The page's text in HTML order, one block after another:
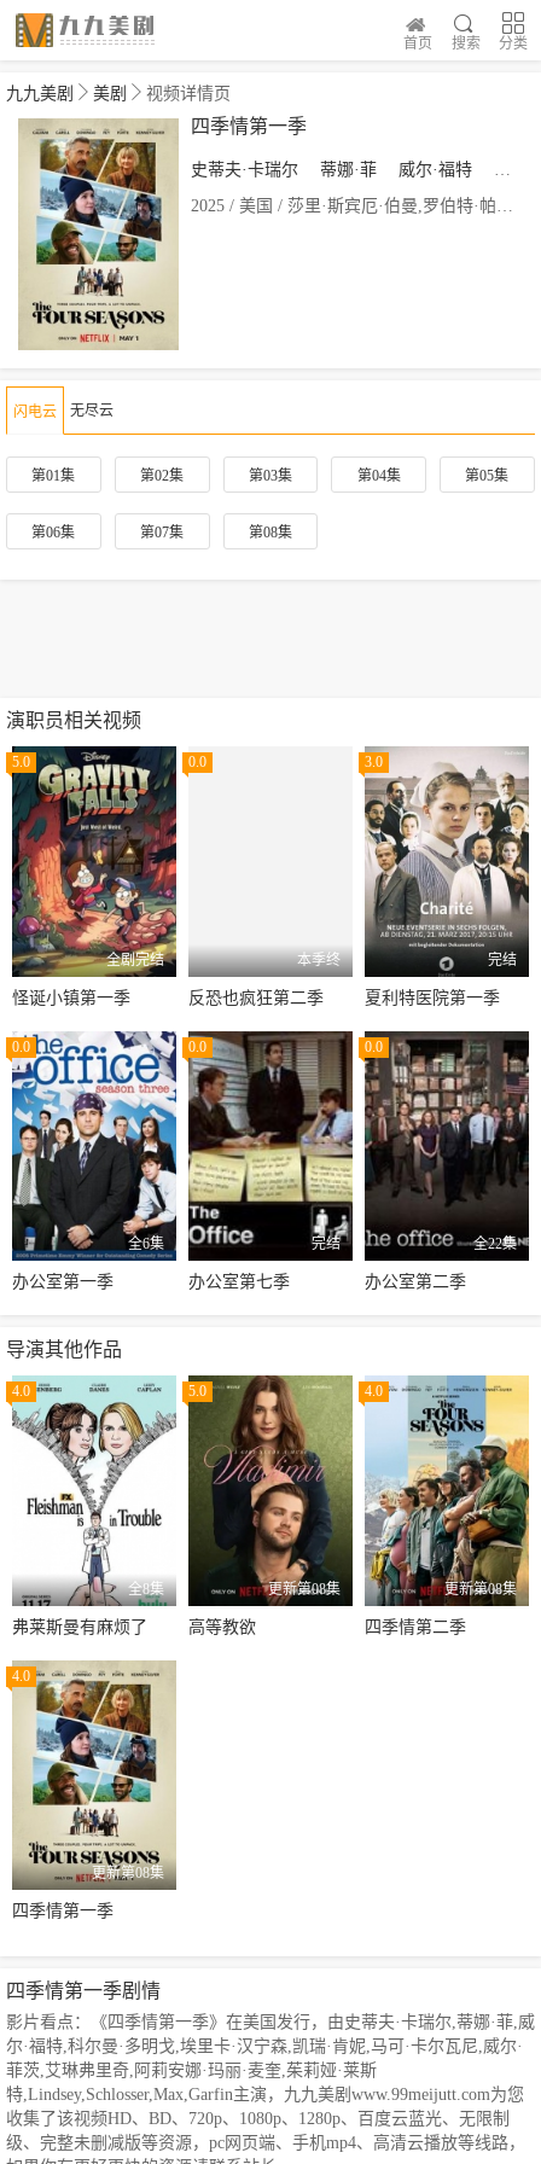
分类
搜索
首页
九九美剧 美剧 视频详情页
四季情第一季
史蒂夫·卡瑞尔 蒂娜·菲 威尔·福特
科尔
2025 / 美国 / 莎里·斯宾厄·伯曼,罗伯特·帕西尼
闪电云 无尽云
第01集 第02集 第03集 第04集 第05集
第06集 第07集 第08集
演职员相关视频
5.0
全剧完结
怪诞小镇第一季
0.0
本季终
反恐也疯狂第二季
3.0
完结
夏利特医院第一季
0.0
全6集
办公室第一季
0.0
完结
办公室第七季
0.0
全22集
办公室第二季
导演其他作品
4.0
全8集
弗莱斯曼有麻烦了
5.0
更新第08集
高等教欲
4.0
更新第08集
四季情第二季
4.0
更新第08集
四季情第一季
四季情第一季剧情
影片看点：《四季情第一季》在美国发行，由史蒂夫·卡瑞尔,蒂娜·菲,威
尔·福特,科尔曼·多明戈,埃里卡·汉宁森,凯瑞·肯妮,马可·卡尔瓦尼,威尔·
菲茨,艾琳弗里奇,阿莉安娜·玛丽·麦奎,茱莉娅·莱斯
特,Lindsey,Schlosser,Max,Garfin主演，九九美剧www.99meijutt.com为您
收集了该视频HD、BD、720p、1080p、1280p、百度云蓝光、无限制
级、完整未删减版等资源，pc网页端、手机mp4、高清云播放等线路，